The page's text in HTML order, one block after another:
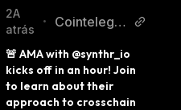
2A
atrás
•
Cointelegra
🚨 AMA with @synthr_io
kicks off in an hour! Join
to learn about their
approach to crosschain